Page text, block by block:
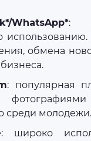
WhatsApp*:
использованию.
обмена
: популярная
среди молодежи.
: широко